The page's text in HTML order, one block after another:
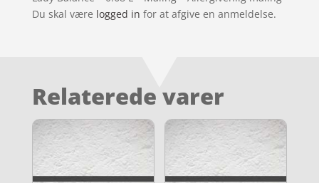
Du skal være logged in for at afgive en anmeldelse.
Relaterede varer